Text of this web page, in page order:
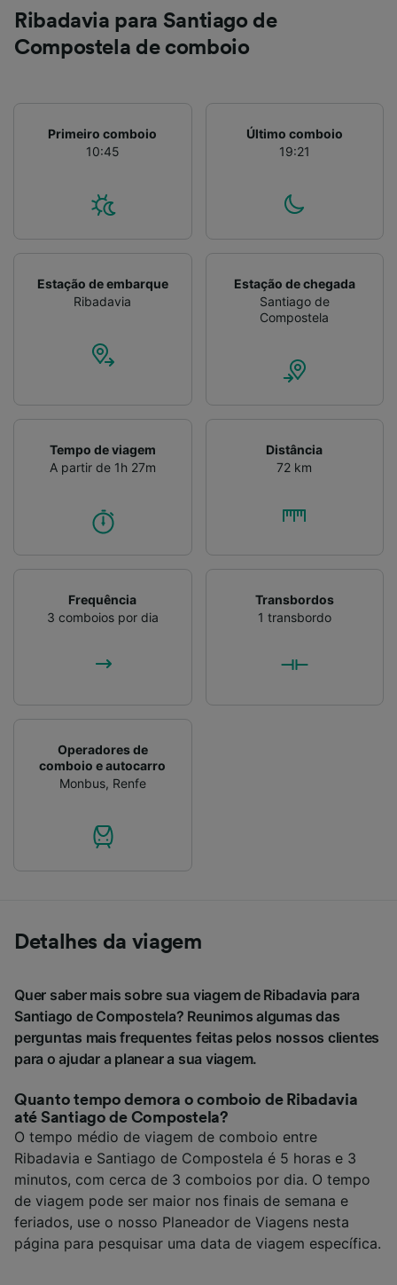
Ribadavia para Santiago de
Compostela de comboio
Primeiro comboio
10:45
Último comboio
19:21
Estação de embarque
Ribadavia
Estação de chegada
Santiago de
Compostela
Tempo de viagem
A partir de 1h 27m
Distância
72 km
Frequência
3 comboios por dia
Transbordos
1 transbordo
Operadores de
comboio e autocarro
Monbus, Renfe
Detalhes da viagem
Quer saber mais sobre sua viagem de Ribadavia para
Santiago de Compostela? Reunimos algumas das
perguntas mais frequentes feitas pelos nossos clientes
para o ajudar a planear a sua viagem.
Quanto tempo demora o comboio de Ribadavia
até Santiago de Compostela?
O tempo médio de viagem de comboio entre
Ribadavia e Santiago de Compostela é 5 horas e 3
minutos, com cerca de 3 comboios por dia. O tempo
de viagem pode ser maior nos finais de semana e
feriados, use o nosso Planeador de Viagens nesta
página para pesquisar uma data de viagem específica.